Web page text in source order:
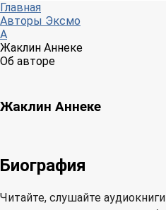
Главная
Авторы Эксмо
А
Жаклин Аннеке
Об авторе
Жаклин Аннеке
Биография
Читайте, слушайте